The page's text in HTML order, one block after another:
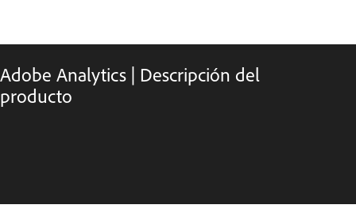
Adobe Analytics | Descripción del
producto